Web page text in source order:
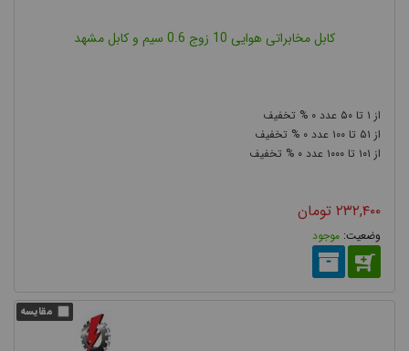
کابل مخابراتی هوایی 10 زوج 0.6 سیم و کابل مشهد
۱ ۵۰
۰
۵۱
۱۰۰
۰
۱۰۱
۱۰۰۰ ۰
۲۳۲,۴۰۰ تومان
موجود